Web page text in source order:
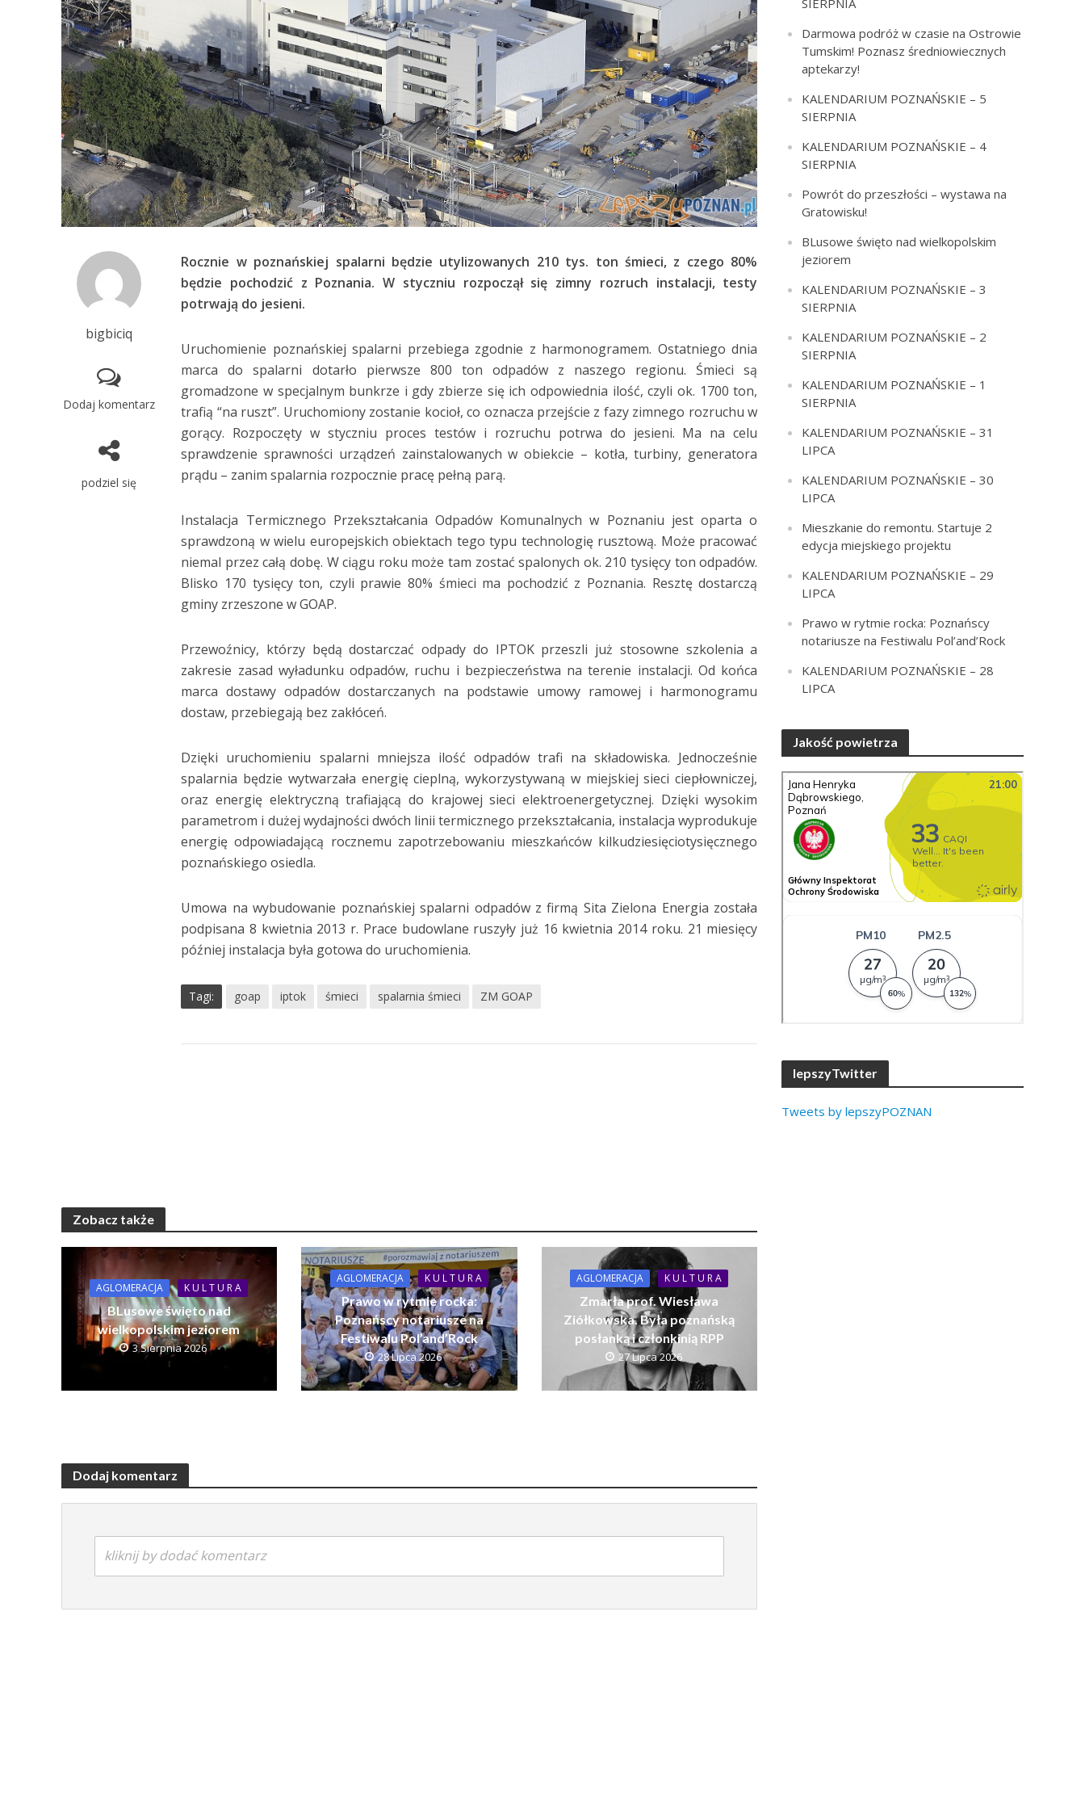
bigbiciq
Dodaj komentarz
podziel się
Rocznie w poznańskiej spalarni będzie utylizowanych 210 tys. ton śmieci, z czego 80%
będzie pochodzić z Poznania. W styczniu rozpoczął się zimny rozruch instalacji, testy
potrwają do jesieni.
Uruchomienie poznańskiej spalarni przebiega zgodnie z harmonogramem. Ostatniego dnia
marca do spalarni dotarło pierwsze 800 ton odpadów z naszego regionu. Śmieci są
gromadzone w specjalnym bunkrze i gdy zbierze się ich odpowiednia ilość, czyli ok. 1700 ton,
trafią “na ruszt”. Uruchomiony zostanie kocioł, co oznacza przejście z fazy zimnego rozruchu w
gorący. Rozpoczęty w styczniu proces testów i rozruchu potrwa do jesieni. Ma na celu
sprawdzenie sprawności urządzeń zainstalowanych w obiekcie – kotła, turbiny, generatora
prądu – zanim spalarnia rozpocznie pracę pełną parą.
Instalacja Termicznego Przekształcania Odpadów Komunalnych w Poznaniu jest oparta o
sprawdzoną w wielu europejskich obiektach tego typu technologię rusztową. Może pracować
niemal przez całą dobę. W ciągu roku może tam zostać spalonych ok. 210 tysięcy ton odpadów.
Blisko 170 tysięcy ton, czyli prawie 80% śmieci ma pochodzić z Poznania. Resztę dostarczą
gminy zrzeszone w GOAP.
Przewoźnicy, którzy będą dostarczać odpady do IPTOK przeszli już stosowne szkolenia a
zakresie zasad wyładunku odpadów, ruchu i bezpieczeństwa na terenie instalacji. Od końca
marca dostawy odpadów dostarczanych na podstawie umowy ramowej i harmonogramu
dostaw, przebiegają bez zakłóceń.
Dzięki uruchomieniu spalarni mniejsza ilość odpadów trafi na składowiska. Jednocześnie
spalarnia będzie wytwarzała energię cieplną, wykorzystywaną w miejskiej sieci ciepłowniczej,
oraz energię elektryczną trafiającą do krajowej sieci elektroenergetycznej. Dzięki wysokim
parametrom i dużej wydajności dwóch linii termicznego przekształcania, instalacja wyprodukuje
energię odpowiadającą rocznemu zapotrzebowaniu mieszkańców kilkudziesięciotysięcznego
poznańskiego osiedla.
Umowa na wybudowanie poznańskiej spalarni odpadów z firmą Sita Zielona Energia została
podpisana 8 kwietnia 2013 r. Prace budowlane ruszyły już 16 kwietnia 2014 roku. 21 miesięcy
później instalacja była gotowa do uruchomienia.
Tagi: goap iptok śmieci spalarnia śmieci ZM GOAP
Zobacz także
AGLOMERACJA K U L T U R A
BLusowe święto nad
wielkopolskim jeziorem
3 Sierpnia 2026
AGLOMERACJA K U L T U R A
Prawo w rytmie rocka:
Poznańscy notariusze na
Festiwalu Pol’and’Rock
28 Lipca 2026
AGLOMERACJA K U L T U R A
Zmarła prof. Wiesława
Ziółkowska. Była poznańską
posłanką i członkinią RPP
27 Lipca 2026
Dodaj komentarz
kliknij by dodać komentarz
SIERPNIA
Darmowa podróż w czasie na Ostrowie
Tumskim! Poznasz średniowiecznych
aptekarzy!
KALENDARIUM POZNAŃSKIE – 5
SIERPNIA
KALENDARIUM POZNAŃSKIE – 4
SIERPNIA
Powrót do przeszłości – wystawa na
Gratowisku!
BLusowe święto nad wielkopolskim
jeziorem
KALENDARIUM POZNAŃSKIE – 3
SIERPNIA
KALENDARIUM POZNAŃSKIE – 2
SIERPNIA
KALENDARIUM POZNAŃSKIE – 1
SIERPNIA
KALENDARIUM POZNAŃSKIE – 31
LIPCA
KALENDARIUM POZNAŃSKIE – 30
LIPCA
Mieszkanie do remontu. Startuje 2
edycja miejskiego projektu
KALENDARIUM POZNAŃSKIE – 29
LIPCA
Prawo w rytmie rocka: Poznańscy
notariusze na Festiwalu Pol’and’Rock
KALENDARIUM POZNAŃSKIE – 28
LIPCA
Jakość powietrza
lepszyTwitter
Tweets by lepszyPOZNAN